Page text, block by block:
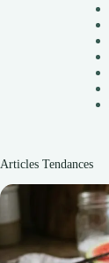
Articles Tendances